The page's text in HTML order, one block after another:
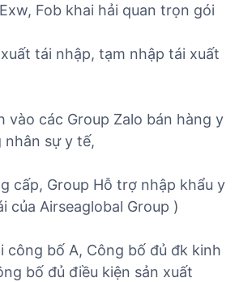
Fob khai hải quan trọn gói
tái nhập, tạm nhập tái xuất
vào các Group Zalo bán hàng y
nhân sự y tế,
cấp, Group Hỗ trợ nhập khẩu y
của Airseaglobal Group )
công bố A, Công bố đủ đk kinh
bố đủ điều kiện sản xuất